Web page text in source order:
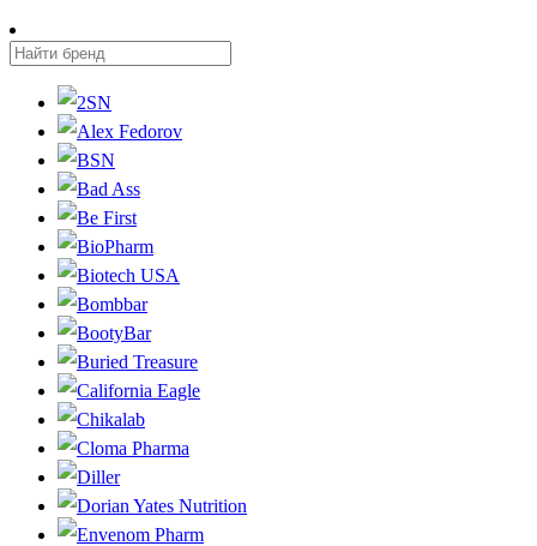
2SN
Alex Fedorov
BSN
Bad Ass
Be First
BioPharm
Biotech USA
Bombbar
BootyBar
Buried Treasure
California Eagle
Chikalab
Cloma Pharma
Diller
Dorian Yates Nutrition
Envenom Pharm